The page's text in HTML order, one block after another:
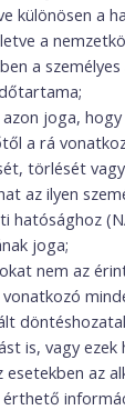
különösen a
a
a
joga, hogy
a rá
törlését
az ilyen
hatósághoz
joga;
nem az
is, vagy ezek
esetekben az